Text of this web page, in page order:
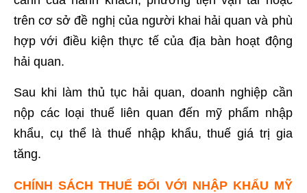
trên cơ sở đề nghị của người khai hải quan và phù
hợp với điều kiện thực tế của địa bàn hoạt động
hải quan.
Sau khi làm thủ tục hải quan, doanh nghiệp cần
nộp các loại thuế liên quan đến mỹ phẩm nhập
khẩu, cụ thể là thuế nhập khẩu, thuế giá trị gia
tăng.
CHÍNH SÁCH THUẾ ĐỐI VỚI NHẬP KHẨU MỸ